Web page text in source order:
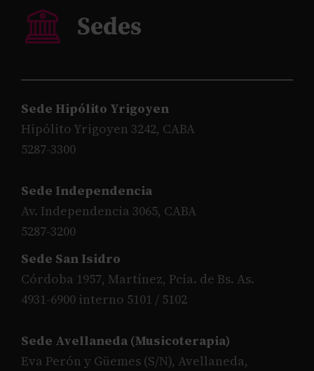
Sede Hipólito Yrigoyen
Hipólito Yrigoyen 3242, CABA
5287-3300
Sede Independencia
Av. Independencia 3065, CABA
5287-3200
Sede San Isidro
Córdoba 1957, Martínez, Pcia. de Bs. As.
4931-6900 interno 5101 / 5102
Sede Avellaneda (Musicoterapia)
Eva Perón y Güemes (S/N), Avellaneda,